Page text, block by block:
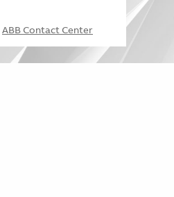
ABB Contact Center